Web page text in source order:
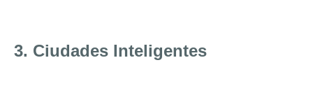
3. Ciudades Inteligentes